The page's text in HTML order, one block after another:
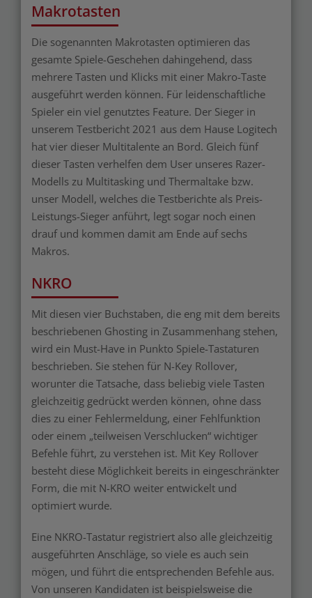
Makrotasten
Die sogenannten Makrotasten optimieren das
gesamte Spiele-Geschehen dahingehend, dass
mehrere Tasten und Klicks mit einer Makro-Taste
ausgeführt werden können. Für leidenschaftliche
Spieler ein viel genutztes Feature. Der Sieger in
unserem Testbericht 2021 aus dem Hause Logitech
hat vier dieser Multitalente an Bord. Gleich fünf
dieser Tasten verhelfen dem User unseres Razer-
Modells zu Multitasking und Thermaltake bzw.
unser Modell, welches die Testberichte als Preis-
Leistungs-Sieger anführt, legt sogar noch einen
drauf und kommen damit am Ende auf sechs
Makros.
NKRO
Mit diesen vier Buchstaben, die eng mit dem bereits
beschriebenen Ghosting in Zusammenhang stehen,
wird ein Must-Have in Punkto Spiele-Tastaturen
beschrieben. Sie stehen für N-Key Rollover,
worunter die Tatsache, dass beliebig viele Tasten
gleichzeitig gedrückt werden können, ohne dass
dies zu einer Fehlermeldung, einer Fehlfunktion
oder einem „teilweisen Verschlucken“ wichtiger
Befehle führt, zu verstehen ist. Mit Key Rollover
besteht diese Möglichkeit bereits in eingeschränkter
Form, die mit N-KRO weiter entwickelt und
optimiert wurde.
Eine NKRO-Tastatur registriert also alle gleichzeitig
ausgeführten Anschläge, so viele es auch sein
mögen, und führt die entsprechenden Befehle aus.
Von unseren Kandidaten ist beispielsweise die